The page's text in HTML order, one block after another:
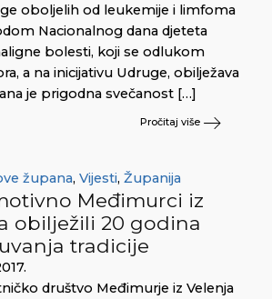
oboljelih od leukemije i limfoma
Nacionalnog dana djeteta
bolesti, koji se odlukom
a na inicijativu Udruge, obilježava
je prigodna svečanost […]
Pročitaj više
župana, Vijesti, Županija
Međimurci iz
obilježili 20 godina
tradicije
društvo Međimurje iz Velenja